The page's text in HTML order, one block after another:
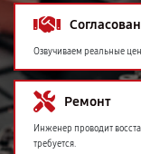
Озвучиваем реальные
Ремонт
Инженер проводит
требуется.